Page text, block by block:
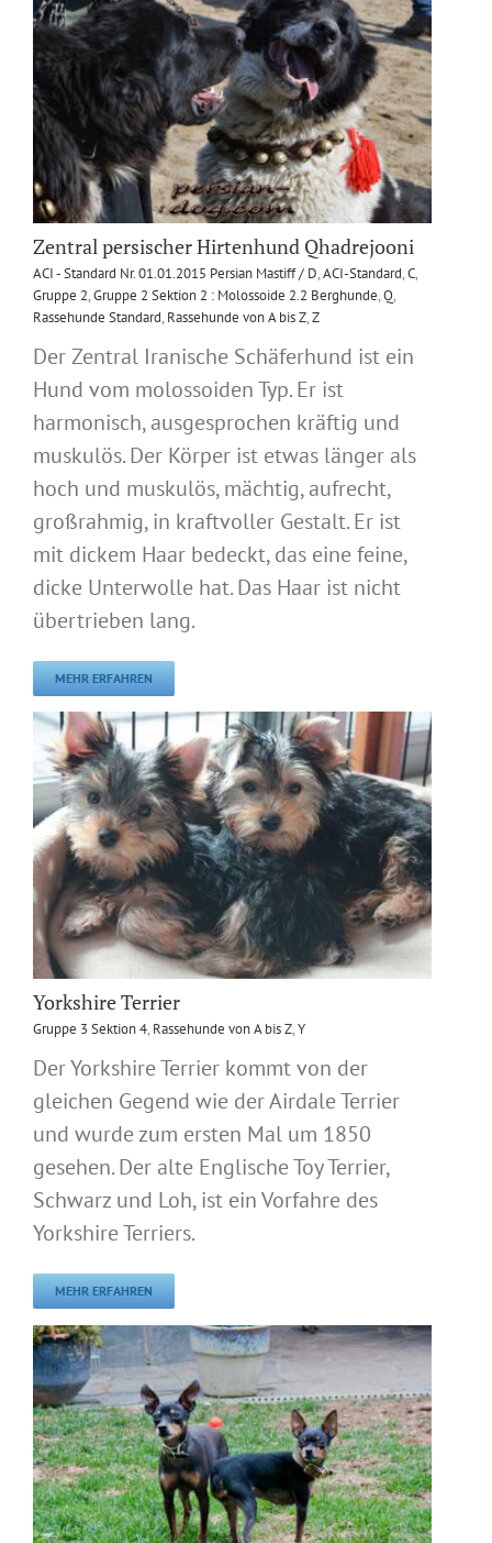
Zentral persischer Hirtenhund Qhadrejooni
ACI - Standard Nr. 01.01.2015 Persian Mastiff / D,ACI-Standard,C,
Gruppe 2,Gruppe 2 Sektion 2 : Molossoide 2.2 Berghunde,Q,
Rassehunde Standard, Rassehunde von A bis Z,Z
Der Zentral Iranische Schäferhund ist ein
Hund vom molossoiden Typ. Er ist
harmonisch, ausgesprochen kräftig und
muskulös. Der Körper ist etwas länger als
hoch und muskulös, mächtig, aufrecht,
großrahmig, in kraftvoller Gestalt. Er ist
mit dickem Haar bedeckt, das eine feine,
dicke Unterwolle hat. Das Haar ist nicht
übertrieben lang.
MEHR ERFAHREN
Yorkshire Terrier
Gruppe 3 Sektion 4, Rassehunde von A bis Z,Y
Der Yorkshire Terrier kommt von der
gleichen Gegend wie der Airdale Terrier
und wurde zum ersten Mal um 1850
gesehen. Der alte Englische Toy Terrier,
Schwarz und Loh, ist ein Vorfahre des
Yorkshire Terriers.
MEHR ERFAHREN